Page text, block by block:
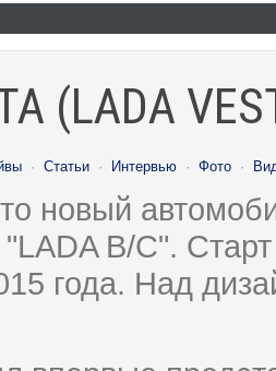
(LADA
· Статьи · Интервью · Фото ·
новый
B/C".
года. Над